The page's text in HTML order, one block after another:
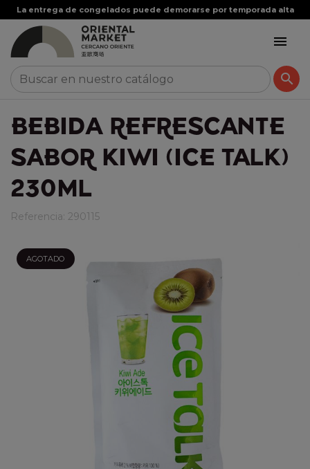
La entrega de congelados puede demorarse por temporada alta


BEBIDA REFRESCANTE
SABOR KIWI (ICE TALK)
230ML
Referencia: 290115
AGOTADO